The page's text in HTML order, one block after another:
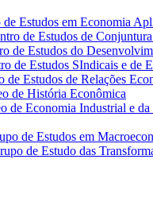
Estudos em Economia
de Estudos de
de Estudos do
de Estudos SIndicais e de
de Estudos de Relações
de História Econômica
de Economia Industrial e da
de Estudos em
de Estudo das